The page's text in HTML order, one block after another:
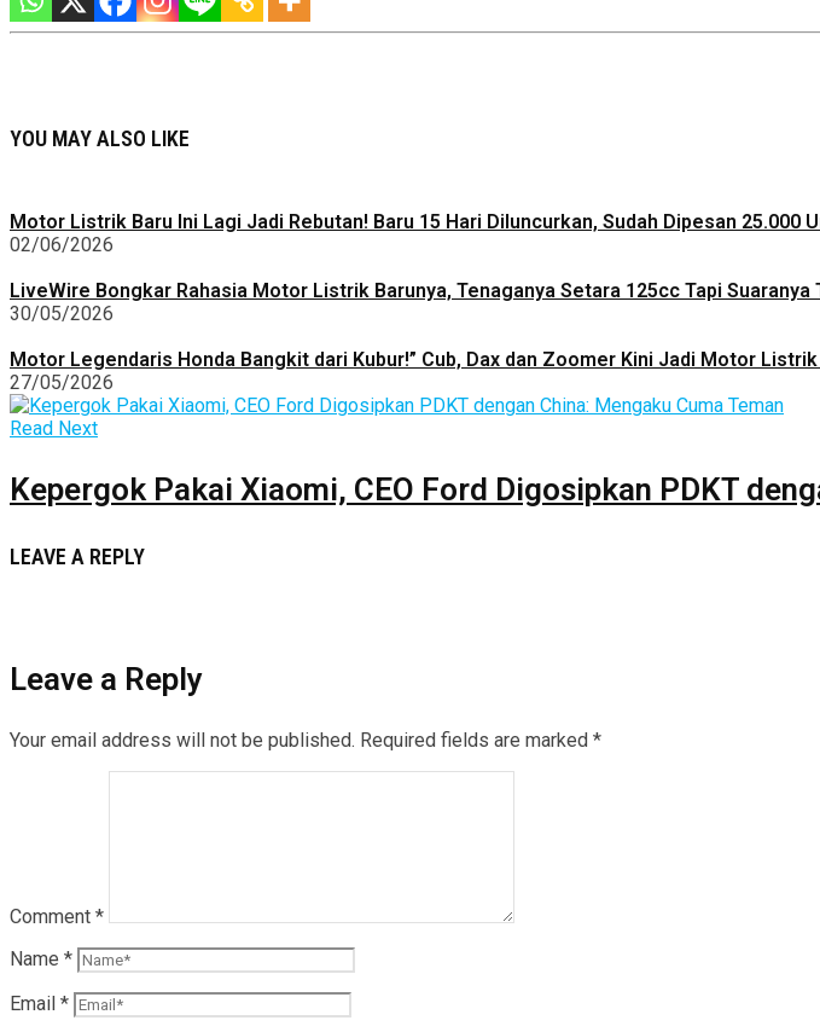
YOU MAY ALSO LIKE
Motor Listrik Baru Ini Lagi Jadi Rebutan! Baru 15 Hari Diluncurkan, Sudah Dipesan 25.000
02/06/2026
LiveWire Bongkar Rahasia Motor Listrik Barunya, Tenaganya Setara 125cc Tapi Suaranya
30/05/2026
Motor Legendaris Honda Bangkit dari Kubur!” Cub, Dax dan Zoomer Kini Jadi Motor
27/05/2026
Read Next
Kepergok Pakai Xiaomi, CEO Ford Digosipkan PDKT
LEAVE A REPLY
Leave a Reply
Your email address will not be published. Required fields are marked *
Comment *
Name *
Email *